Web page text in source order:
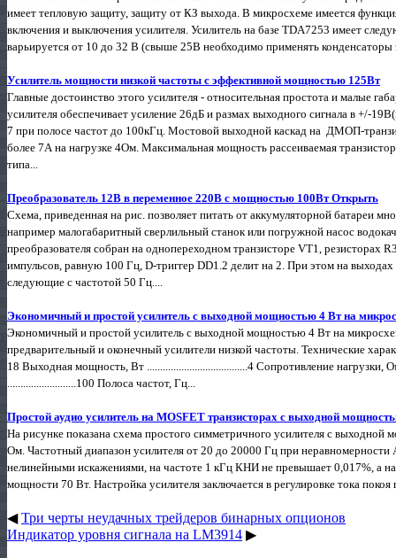
имеет тепловую защиту, защиту от КЗ выхода. В микросхеме имеется
включения и выключения усилителя. Усилитель на базе TDA7253 имеет
варьируется от 10 до 32 В (свыше 25В необходимо применять
Усилитель мощности низкой частоты с эффективной мощностью 125Вт
Главные достоинство этого усилителя - относительная простота и малые
усилителя обеспечивает усиление 26дБ и размах выходного сигнала в +/-
7 при полосе частот до 100кГц. Мостовой выходной каскад на ДМОП-
более 7А на нагрузке 4Ом. Максимальная мощность рассеиваемая
типа...
Преобразователь 12В в переменное 220В с мощностью 100Вт Открыть
Схема, приведенная на рис. позволяет питать от аккумуляторной батареи
например малогабаритный сверлильный станок или погружной насос
преобразователя собран на однопереходном транзисторе VT1,
импульсов, равную 100 Гц, D-триггер DD1.2 делит на 2. При этом на
следующие с частотой 50 Гц....
Экономичный и простой усилитель с выходной мощностью 4 Вт на
Экономичный и простой усилитель с выходной мощностью 4 Вт на
предварительный и оконечный усилители низкой частоты. Технические
18 Выходная мощность, Вт ......................................4 Сопротивление нагрузки,
..........................100 Полоса частот, Гц...
Простой аудио усилитель на MOSFET транзисторах с выходной
На рисунке показана схема простого симметричного усилителя с
Ом. Частотный диапазон усилителя от 20 до 20000 Гц при неравномерности
нелинейными искажениями, на частоте 1 кГц КНИ не превышает 0,017%, а
мощности 70 Вт. Настройка усилителя заключается в регулировке тока
◀Три черты неудачных трейдеров бинарных опционов
Индикатор уровня сигнала на LM3914 ▶